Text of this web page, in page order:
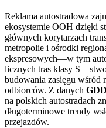
Reklama autostradowa
ekosystemie OOH dzięki
głównych korytarzach
metropolie i ośrodki
ekspresowych—w tym
licznych tras klasy
budowania zasięgu wśród
odbiorców. Z danych
na polskich autostradach
długoterminowe trendy
przejazdów.